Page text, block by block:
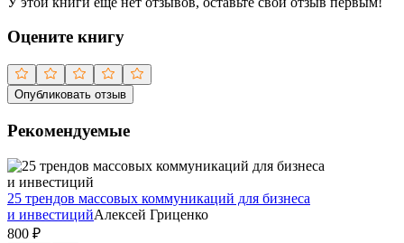
Оцените книгу
Опубликовать отзыв
Рекомендуемые
25 трендов массовых коммуникаций для бизнеса
и инвестицийАлексей Гриценко
800 ₽